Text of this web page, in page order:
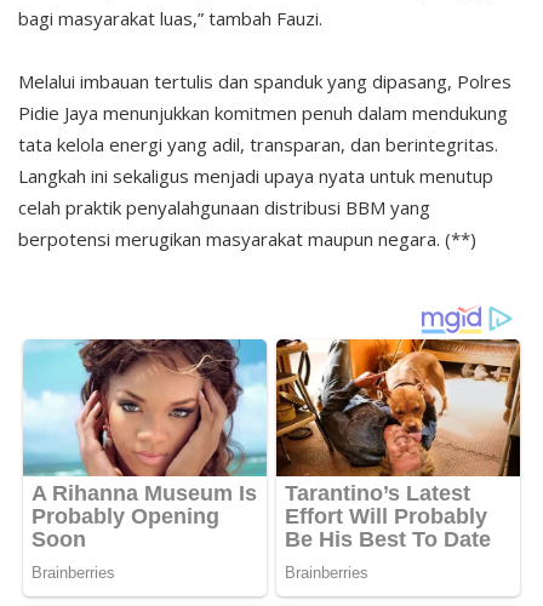
bagi masyarakat luas,” tambah Fauzi.
Melalui imbauan tertulis dan spanduk yang dipasang, Polres
Pidie Jaya menunjukkan komitmen penuh dalam mendukung
tata kelola energi yang adil, transparan, dan berintegritas.
Langkah ini sekaligus menjadi upaya nyata untuk menutup
celah praktik penyalahgunaan distribusi BBM yang
berpotensi merugikan masyarakat maupun negara. (**)